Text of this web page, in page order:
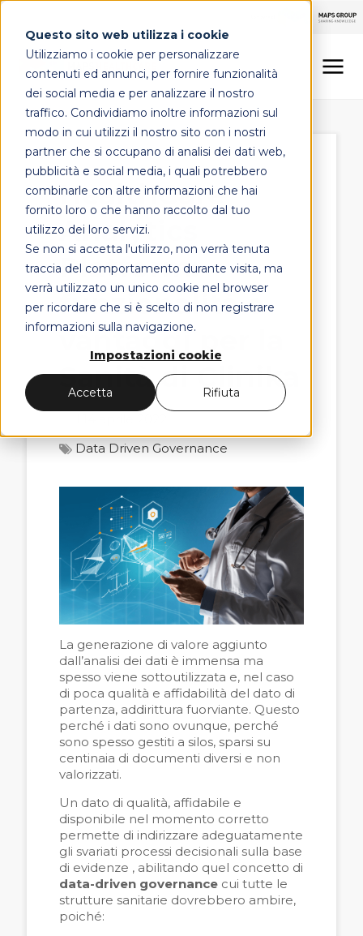
Questo sito web utilizza i cookie
Utilizziamo i cookie per personalizzare
contenuti ed annunci, per fornire funzionalità
dei social media e per analizzare il nostro
traffico. Condividiamo inoltre informazioni sul
modo in cui utilizzi il nostro sito con i nostri
partner che si occupano di analisi dei dati web,
pubblicità e social media, i quali potrebbero
combinarle con altre informazioni che hai
fornito loro o che hanno raccolto dal tuo
utilizzo dei loro servizi.
Se non si accetta l'utilizzo, non verrà tenuta
traccia del comportamento durante visita, ma
verrà utilizzato un unico cookie nel browser
per ricordare che si è scelto di non registrare
informazioni sulla navigazione.
Impostazioni cookie
Accetta Rifiuta
LINEE DI OFFERTA
MAPS HEALTHCARE
FOCUS
CONTATTI
HealthCare
Analytics
Platform:
funzionalità e
vantaggi per la
Sanità di Clinika
Data Driven Governance
La generazione di valore aggiunto
dall’analisi dei dati è immensa ma
spesso viene sottoutilizzata e, nel caso
di poca qualità e affidabilità del dato di
partenza, addirittura fuorviante. Questo
perché i dati sono ovunque, perché
sono spesso gestiti a silos, sparsi su
centinaia di documenti diversi e non
valorizzati.
Un dato di qualità, affidabile e
disponibile nel momento corretto
permette di indirizzare adeguatamente
gli svariati processi decisionali sulla base
di evidenze , abilitando quel concetto di
data-driven governance cui tutte le
strutture sanitarie dovrebbero ambire,
poiché: